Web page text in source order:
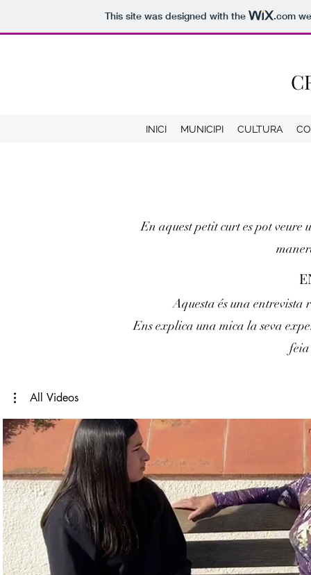
This site was designed with the .com
INICI MUNICIPI CULTURA
En aquest petit curt es pot
Aquesta és una
Ens explica una mica la seva
feia
All Videos